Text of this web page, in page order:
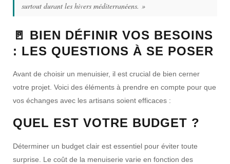
surtout durant les hivers méditerranéens. »
🚪 BIEN DÉFINIR VOS BESOINS
: LES QUESTIONS À SE POSER
Avant de choisir un menuisier, il est crucial de bien cerner
votre projet. Voici des éléments à prendre en compte pour que
vos échanges avec les artisans soient efficaces :
QUEL EST VOTRE BUDGET ?
Déterminer un budget clair est essentiel pour éviter toute
surprise. Le coût de la menuiserie varie en fonction des